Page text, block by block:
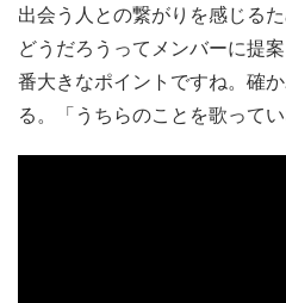
出会う人との繋がりを感じる
どうだろうってメンバーに提
番大きなポイントですね。確
る。「うちらのことを歌ってい